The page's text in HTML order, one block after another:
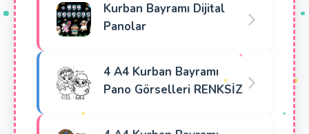
Kurban Bayramı Dijital
Panolar
4 A4 Kurban Bayramı
Pano Görselleri RENKSİZ